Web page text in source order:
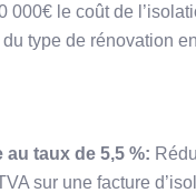
000€ le coût de
type de rénovation
au taux de 5,5 %:
sur une facture